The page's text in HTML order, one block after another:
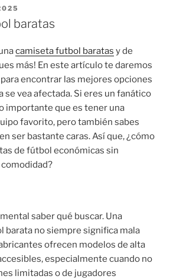
baratas
camiseta futbol baratas y de
más! En este artículo te daremos
encontrar las mejores opciones
se vea afectada. Si eres un fanático
importante que es tener una
favorito, pero también sabes
ser bastante caras. Así que, ¿cómo
de fútbol económicas sin
saber qué buscar. Una
barata no siempre significa mala
ofrecen modelos de alta
especialmente cuando no
limitadas o de jugadores